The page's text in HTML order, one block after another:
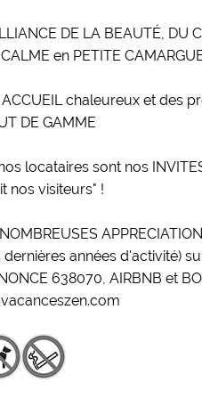
DE LA BEAUTÉ, DU
en PETITE
chaleureux et des
DE GAMME
locataires sont nos
nos visiteurs" !
dernières années d'activité)
638070, AIRBNB et